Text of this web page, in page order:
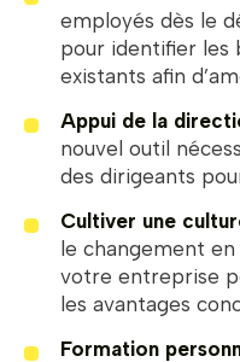
employés dès le
pour identifier les
existants afin
Appui de la
nouvel outil
des dirigeants
Cultiver une
le changement
votre entreprise
les avantages
Formation